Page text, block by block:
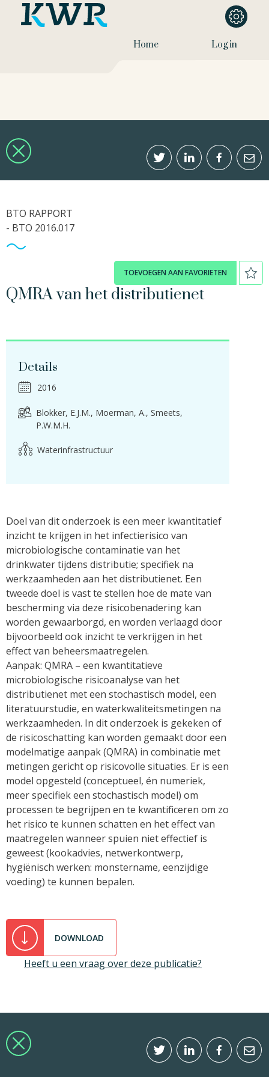
Home Log in
BTO RAPPORT
- BTO 2016.017
TOEVOEGEN AAN FAVORIETEN
QMRA van het distributienet
Details
2016
Blokker, E.J.M. Moerman, A. Smeets,
P.W.M.H.
Waterinfrastructuur
Doel van dit onderzoek is een meer kwantitatief
inzicht te krijgen in het infectierisico van
microbiologische contaminatie van het
drinkwater tijdens distributie; specifiek na
werkzaamheden aan het distributienet. Een
tweede doel is vast te stellen hoe de mate van
bescherming via deze risicobenadering kan
worden gewaarborgd, en worden verlaagd door
bijvoorbeeld ook inzicht te verkrijgen in het
effect van beheersmaatregelen.
Aanpak: QMRA – een kwantitatieve
microbiologische risicoanalyse van het
distributienet met een stochastisch model, een
literatuurstudie, en waterkwaliteitsmetingen na
werkzaamheden. In dit onderzoek is gekeken of
de risicoschatting kan worden gemaakt door een
modelmatige aanpak (QMRA) in combinatie met
metingen gericht op risicovolle situaties. Er is een
model opgesteld (conceptueel, én numeriek,
meer specifiek een stochastisch model) om
processen te begrijpen en te kwantificeren om zo
het risico te kunnen schatten en het effect van
maatregelen wanneer spuien niet effectief is
geweest (kookadvies, netwerkontwerp,
hygiënisch werken: monstername, eenzijdige
voeding) te kunnen bepalen.
DOWNLOAD
Heeft u een vraag over deze publicatie?